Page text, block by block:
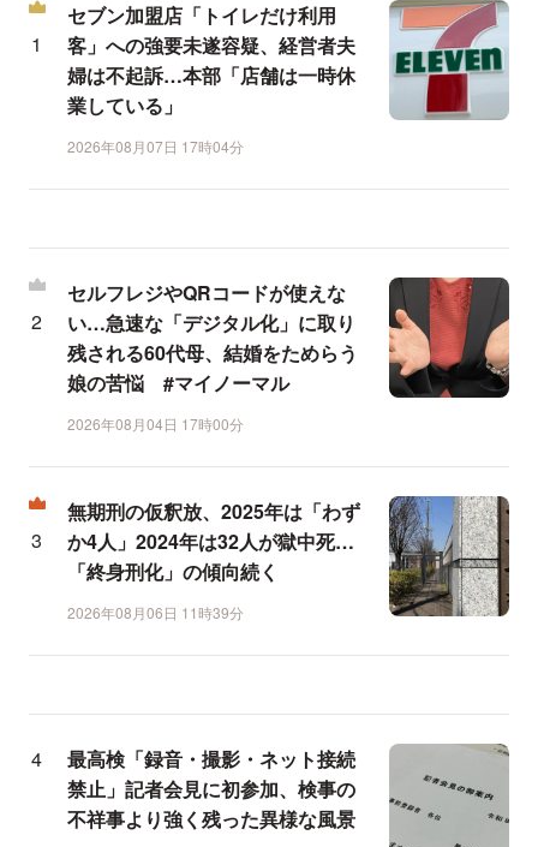
セブン加盟店「トイレだけ利用
客」への強要未遂容疑、経営者夫
婦は不起訴…本部「店舗は一時休
業している」
2026年08月07日 17時04分
セルフレジやQRコードが使えな
い…急速な「デジタル化」に取り
残される60代母、結婚をためらう
娘の苦悩 #マイノーマル
2026年08月04日 17時00分
無期刑の仮釈放、2025年は「わず
か4人」2024年は32人が獄中死…
「終身刑化」の傾向続く
2026年08月06日 11時39分
最高検「録音・撮影・ネット接続
禁止」記者会見に初参加、検事の
不祥事より強く残った異様な風景